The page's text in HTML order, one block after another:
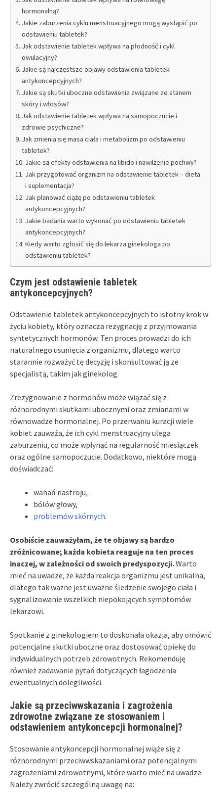
hormonalną?
Jakie zaburzenia cyklu menstruacyjnego mogą wystąpić po
odstawieniu tabletek?
Jak odstawienie tabletek wpływa na płodność i cykl
owulacyjny?
Jakie są najczęstsze objawy odstawienia tabletek
antykoncepcyjnych?
Jakie są skutki uboczne odstawienia związane ze stanem
skóry i włosów?
Jak odstawienie tabletek wpływa na samopoczucie i
zdrowie psychiczne?
Jak zmienia się masa ciała i metabolizm po odstawieniu
tabletek?
Jakie są efekty odstawienia na libido i nawilżenie pochwy?
Jak przygotować organizm na odstawienie tabletek – dieta
i suplementacja?
Jak planować ciążę po odstawieniu tabletek
antykoncepcyjnych?
Jakie badania warto wykonać po odstawieniu tabletek
antykoncepcyjnych?
Kiedy warto zgłosić się do lekarza ginekologa po
odstawieniu tabletek?
Czym jest odstawienie tabletek
antykoncepcyjnych?
Odstawienie tabletek antykoncepcyjnych to istotny krok w
życiu kobiety, który oznacza rezygnację z przyjmowania
syntetycznych hormonów. Ten proces prowadzi do ich
naturalnego usunięcia z organizmu, dlatego warto
starannie rozważyć tę decyzję i skonsultować ją ze
specjalistą, takim jak ginekolog.
Zrezygnowanie z hormonów może wiązać się z
różnorodnymi skutkami ubocznymi oraz zmianami w
równowadze hormonalnej. Po przerwaniu kuracji wiele
kobiet zauważa, że ich cykl menstruacyjny ulega
zaburzeniu, co może wpłynąć na regularność miesiączek
oraz ogólne samopoczucie. Dodatkowo, niektóre mogą
doświadczać:
wahań nastroju,
bólów głowy,
problemów skórnych.
Osobiście zauważyłam, że te objawy są bardzo
zróżnicowane; każda kobieta reaguje na ten proces
inaczej, w zależności od swoich predyspozycji.Warto
mieć na uwadze, że każda reakcja organizmu jest unikalna,
dlatego tak ważne jest uważne śledzenie swojego ciała i
sygnalizowanie wszelkich niepokojących symptomów
lekarzowi.
Spotkanie z ginekologiem to doskonała okazja, aby omówić
potencjalne skutki uboczne oraz dostosować opiekę do
indywidualnych potrzeb zdrowotnych. Rekomenduję
również zadawanie pytań dotyczących łagodzenia
ewentualnych dolegliwości.
Jakie są przeciwwskazania i zagrożenia
zdrowotne związane ze stosowaniem i
odstawieniem antykoncepcji hormonalnej?
Stosowanie antykoncepcji hormonalnej wiąże się z
różnorodnymi przeciwwskazaniami oraz potencjalnymi
zagrożeniami zdrowotnymi, które warto mieć na uwadze.
Należy zwrócić szczególną uwagę na: